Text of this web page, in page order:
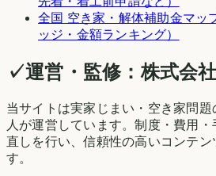
全国 空き家・解体補助金マッ
ッジ・金額ランキング）
✓運営・監修：株式会
当サイトは実家じまい・空き家問
人が運営しています。制度・費用
直しを行い、信頼性の高いコンテン
す。